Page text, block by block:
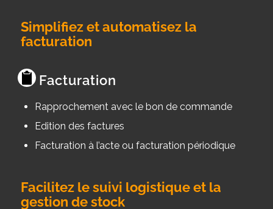
Simplifiez et automatisez la
facturation
Facturation
Rapprochement avec le bon de commande
Edition des factures
Facturation à l’acte ou facturation périodique
Facilitez le suivi logistique et la
gestion de stock